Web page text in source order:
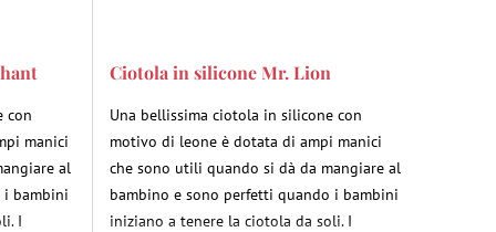
con
manici
al
i bambini
I
Ciotola in silicone Mr. Lion
Una bellissima ciotola in silicone con
motivo di leone è dotata di ampi manici
che sono utili quando si dà da mangiare al
bambino e sono perfetti quando i bambini
iniziano a tenere la ciotola da soli. I